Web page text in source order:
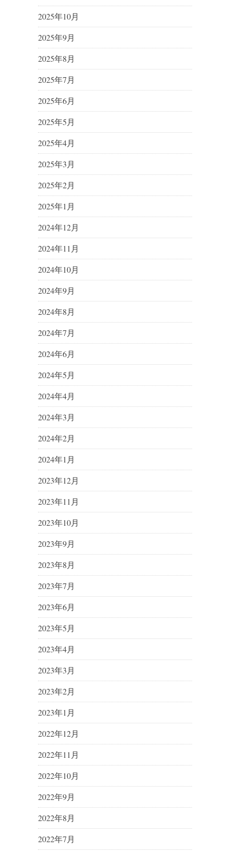
2025年10月
2025年9月
2025年8月
2025年7月
2025年6月
2025年5月
2025年4月
2025年3月
2025年2月
2025年1月
2024年12月
2024年11月
2024年10月
2024年9月
2024年8月
2024年7月
2024年6月
2024年5月
2024年4月
2024年3月
2024年2月
2024年1月
2023年12月
2023年11月
2023年10月
2023年9月
2023年8月
2023年7月
2023年6月
2023年5月
2023年4月
2023年3月
2023年2月
2023年1月
2022年12月
2022年11月
2022年10月
2022年9月
2022年8月
2022年7月